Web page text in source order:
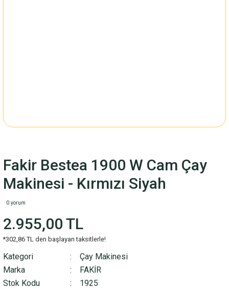
Fakir Bestea 1900 W Cam Çay
Makinesi - Kırmızı Siyah
0 yorum
2.955,00 TL
*302,86 TL den başlayan taksitlerle!
Kategori
Çay Makinesi
Marka
FAKİR
Stok Kodu
1925